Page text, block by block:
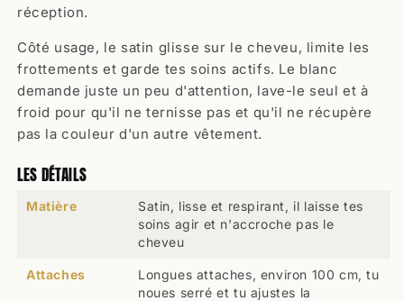
réception.
Côté usage, le satin glisse sur le cheveu, limite les
frottements et garde tes soins actifs. Le blanc
demande juste un peu d'attention, lave-le seul et à
froid pour qu'il ne ternisse pas et qu'il ne récupère
pas la couleur d'un autre vêtement.
LES DÉTAILS
Matière
Satin, lisse et respirant, il laisse tes
soins agir et n'accroche pas le
cheveu
Attaches
Longues attaches, environ 100 cm, tu
noues serré et tu ajustes la